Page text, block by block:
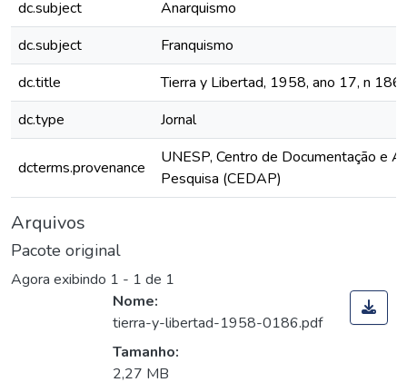
dc.subject
Anarquismo
dc.subject
Franquismo
dc.title
Tierra y Libertad, 1958, ano 17, n 186
dc.type
Jornal
dcterms.provenance
UNESP, Centro de Documentação e
Pesquisa (CEDAP)
Arquivos
Pacote original
Agora exibindo 1 - 1 de 1
Nome:
tierra-y-libertad-1958-0186.pdf
Tamanho:
2,27 MB